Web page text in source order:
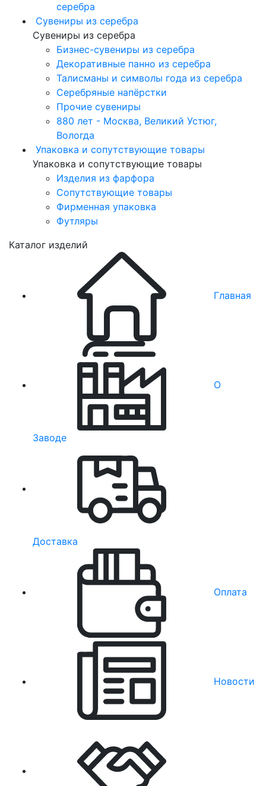
серебра
Сувениры из серебра
Сувениры из серебра
Бизнес-сувениры из серебра
Декоративные панно из серебра
Талисманы и символы года из серебра
Серебряные напёрстки
Прочие сувениры
880 лет - Москва, Великий Устюг,
Вологда
Упаковка и сопутствующие товары
Упаковка и сопутствующие товары
Изделия из фарфора
Сопутствующие товары
Фирменная упаковка
Футляры
Каталог изделий
Главная
О
Заводе
Доставка
Оплата
Новости